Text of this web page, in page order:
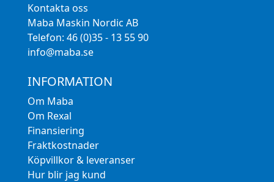
Kontakta oss
Maba Maskin Nordic AB
Telefon: 46 (0)35 - 13 55 90
info@maba.se
INFORMATION
Om Maba
Om Rexal
Finansiering
Fraktkostnader
Köpvillkor & leveranser
Hur blir jag kund